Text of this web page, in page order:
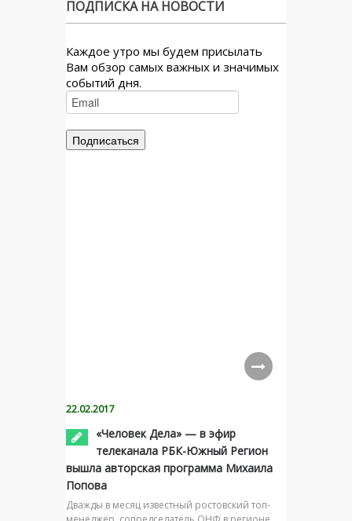
ПОДПИСКА НА НОВОСТИ
Каждое утро мы будем присылать
Вам обзор самых важных и значимых
событий дня.
22.02.2017
«Человек Дела» — в эфир
телеканала РБК-Южный Регион
вышла авторская программа Михаила
Попова
Дважды в месяц известный ростовский топ-